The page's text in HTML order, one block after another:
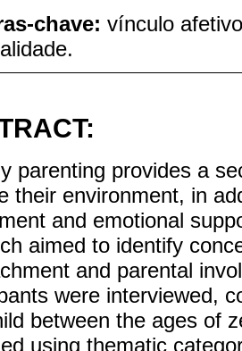
chave: vínculo
parenting provides a
their environment, in
and emotional
aimed to identify
and parental
were interviewed,
between the ages of
using thematic